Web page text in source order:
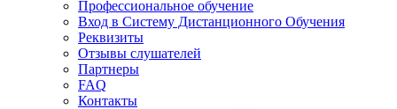
Профессиональное обучение
Вход в Систему Дистанционного Обучения
Реквизиты
Отзывы слушателей
Партнеры
FAQ
Контакты